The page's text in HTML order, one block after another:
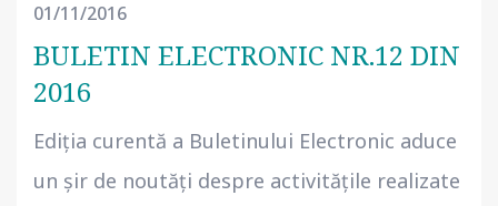
01/11/2016
BULETIN ELECTRONIC NR.12 DIN
2016
Ediția curentă a Buletinului Electronic aduce
un șir de noutăți despre activitățile realizate